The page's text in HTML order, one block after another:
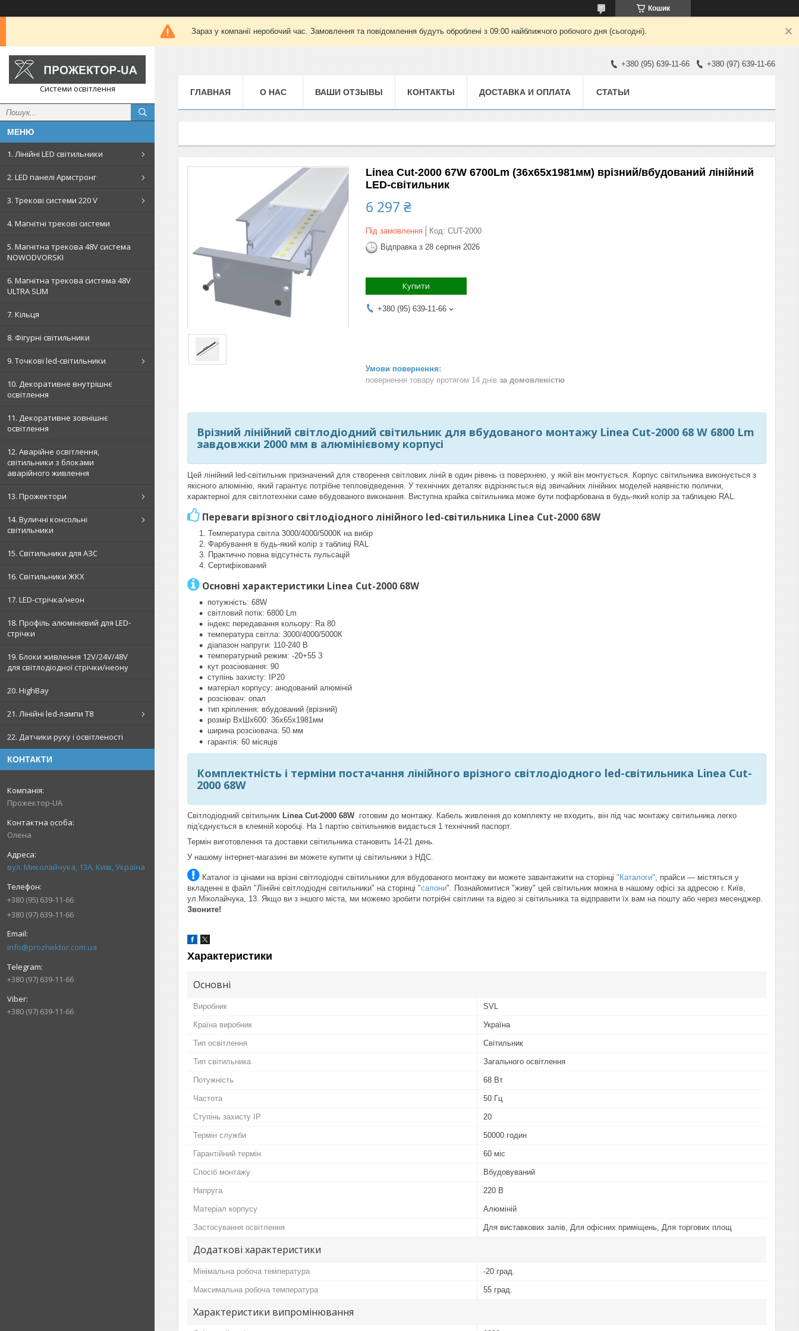
Кошик
Зараз у компанії неробочий час. Замовлення та повідомлення будуть оброблені з 09:00 найближчого робочого дня (сьогодні).
Системи освітлення
1. Лінійні LED світильники
2. LED панелі Армстронг
3. Трекові системи 220 V
4. Магнітні трекові системи
5. Магнітна трекова 48V система
NOWODVORSKI
6. Магнітна трекова система 48V
ULTRA SLIM
7. Кільця
8. Фігурні світильники
9. Точкові led-світильники
10. Декоративне внутрішнє
освітлення
11. Декоративне зовнішнє
освітлення
12. Аварійне освітлення,
світильники з блоками
аварійного живлення
13. Прожектори
14. Вуличні консольні
світильники
15. Світильники для АЗС
16. Світильники ЖКХ
17. LED-стрічка/неон
18. Профіль алюмінієвий для LED-
стрічки
19. Блоки живлення 12V/24V/48V
для світлодіодної стрічки/неону
20. HighBay
21. Лінійні led-лампи T8
22. Датчики руху і освітленості
КОНТАКТИ
Прожектор-UA
Олена
вул. Миколайчука, 13А, Київ, Україна
+380 (95) 639-11-66
+380 (97) 639-11-66
info@prozhektor.com.ua
+380 (97) 639-11-66
+380 (97) 639-11-66
+380 (95) 639-11-66 +380 (97) 639-11-66
ГЛАВНАЯ О НАС ВАШИ ОТЗЫВЫ КОНТАКТЫ ДОСТАВКА И ОПЛАТА СТАТЬИ
Linea Cut-2000 67W 6700Lm (36х65х1981мм) врізний/вбудований лінійний
LED-світильник
6 297 ₴
Під замовлення Код: CUT-2000
Відправка з 28 серпня 2026
Купити
+380 (95) 639-11-66
повернення товару протягом 14 днів за домовленістю
Врізний лінійний світлодіодний світильник для вбудованого монтажу Linea Cut-2000 68 W 6800 Lm
завдовжки 2000 мм в алюмінієвому корпусі
Цей лінійний led-світильник призначений для створення світлових ліній в один рівень із поверхнею, у якій він монтується. Корпус світильника виконується з
якісного алюмінію, який гарантує потрібне тепловідведення. У технічних деталях відрізняється від звичайних лінійних моделей наявністю полички,
характерної для світлотехніки саме вбудованого виконання. Виступна крайка світильника може бути пофарбована в будь-який колір за таблицею RAL.
Переваги врізного світлодіодного лінійного led-світильника Linea Cut-2000 68W
Температура світла 3000/4000/5000К на вибір
Фарбування в будь-який колір з таблиці RAL
Практично повна відсутність пульсацій
Сертифікований
Основні характеристики Linea Cut-2000 68W
потужність: 68W
світловий потік: 6800 Lm
індекс передавання кольору: Ra 80
температура світла: 3000/4000/5000К
діапазон напруги: 110-240 В
температурний режим: -20+55 З
кут розсіювання: 90
ступінь захисту: IP20
матеріал корпусу: анодований алюміній
розсіювач: опал
тип кріплення: вбудований (врізний)
розмір ВхШх600: 36х65х1981мм
ширина розсіювача: 50 мм
гарантія: 60 місяців
Комплектність і терміни постачання лінійного врізного світлодіодного led-світильника Linea Cut-
2000 68W
Світлодіодний світильник Linea Cut-2000 68W готовим до монтажу. Кабель живлення до комплекту не входить, він під час монтажу світильника легко
під'єднується в клемній коробці. На 1 партію світильників видається 1 технічний паспорт.
Термін виготовлення та доставки світильника становить 14-21 день.
У нашому інтернет-магазині ви можете купити ці світильники з НДС.
Каталог із цінами на врізні світлодіодні світильники для вбудованого монтажу ви можете завантажити на сторінці "Каталоги", прайси — містяться у
вкладенні в файл "Лінійні світлодіодні світильники" на сторінці "салони". Познайомитися "живу" цей світильник можна в нашому офісі за адресою г. Київ,
ул.Міколайчука, 13. Якщо ви з іншого міста, ми можемо зробити потрібні світлини та відео зі світильника та відправити їх вам на пошту або через месенджер.
Звоните!
Характеристики
Основні
Виробник SVL
Країна виробник Україна
Тип освітлення Світильник
Тип світильника Загального освітлення
Потужність 68 Вт
Частота 50 Гц
Ступінь захисту IP 20
Термін служби 50000 годин
Гарантійний термін 60 міс
Спосіб монтажу Вбудовуваний
Напруга 220 В
Матеріал корпусу Алюміній
Застосування освітлення Для виставкових залів, Для офісних приміщень, Для торгових площ
Додаткові характеристики
Мінімальна робоча температура -20 град.
Максимальна робоча температура 55 град.
Характеристики випромінювання